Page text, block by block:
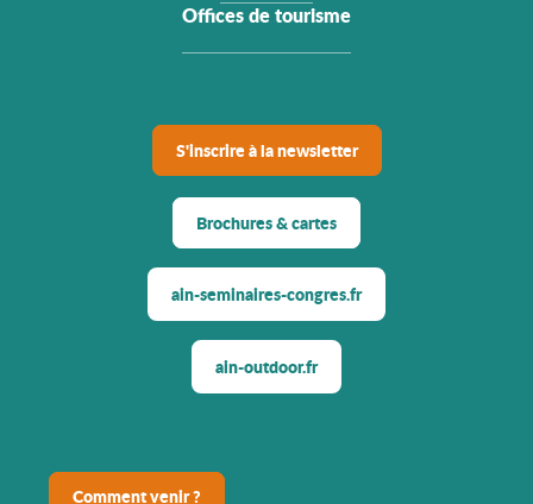
Offices de tourisme
S'inscrire à la newsletter
Brochures & cartes
ain-seminaires-congres.fr
ain-outdoor.fr
Comment venir ?